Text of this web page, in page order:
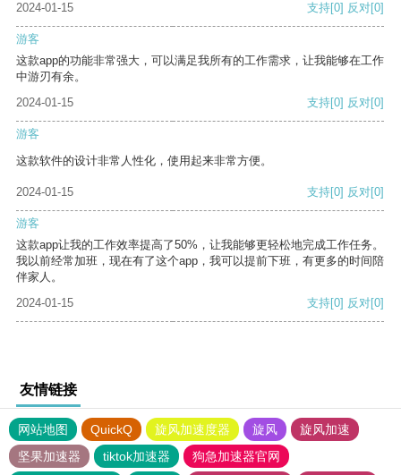
2024-01-15
支持[0] 反对[0]
游客
这款app的功能非常强大，可以满足我所有的工作需求，让我能够在工作
中游刃有余。
2024-01-15
支持[0] 反对[0]
游客
这款软件的设计非常人性化，使用起来非常方便。
2024-01-15 支持[0] 反对[0]
游客
这款app让我的工作效率提高了50%，让我能够更轻松地完成工作任务。
我以前经常加班，现在有了这个app，我可以提前下班，有更多的时间陪
伴家人。
2024-01-15
支持[0] 反对[0]
友情链接
网站地图 QuickQ 旋风加速度器 旋风
旋风加速
坚果加速器
tiktok加速器
狗急加速器官网